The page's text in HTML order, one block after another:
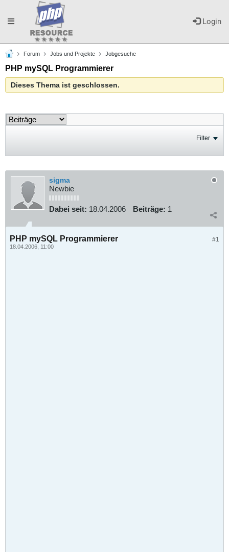
Login
Toggle
navigation
Forum Jobs und Projekte Jobgesuche
PHP mySQL Programmierer
Dieses Thema ist geschlossen.
Filter
sigma
Newbie
Dabei seit: 18.04.2006 Beiträge: 1
#1
PHP mySQL Programmierer
18.04.2006, 11:00